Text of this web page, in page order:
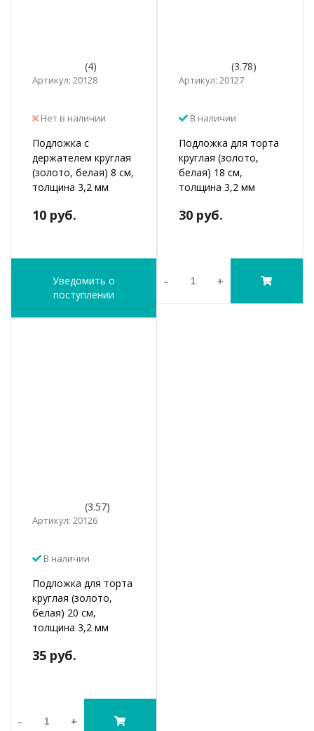
(4)
Артикул: 20128
Нет в наличии
Подложка с
держателем круглая
(золото, белая) 8 см,
толщина 3,2 мм
10 руб.
Уведомить о
поступлении
(3.78)
Артикул: 20127
В наличии
Подложка для торта
круглая (золото,
белая) 18 см,
толщина 3,2 мм
30 руб.
- +
(3.57)
Артикул: 20126
В наличии
Подложка для торта
круглая (золото,
белая) 20 см,
толщина 3,2 мм
35 руб.
- +